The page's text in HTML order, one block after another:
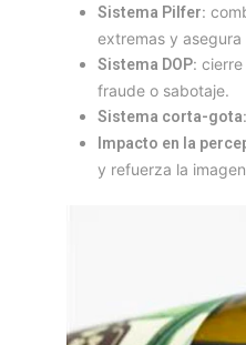
Sistema Pilfer:
extremas y
Sistema DOP:
fraude o sabotaje.
Sistema corta-gota
Impacto en la
y refuerza la